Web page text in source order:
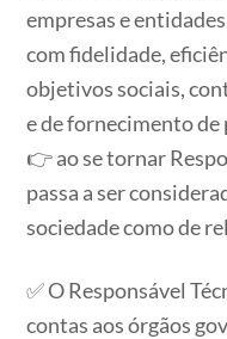
empresas e
com fidelidade,
objetivos sociais,
e de fornecimento
👉 ao se tornar
passa a ser
sociedade como de
✅ O Responsável
contas aos órgãos